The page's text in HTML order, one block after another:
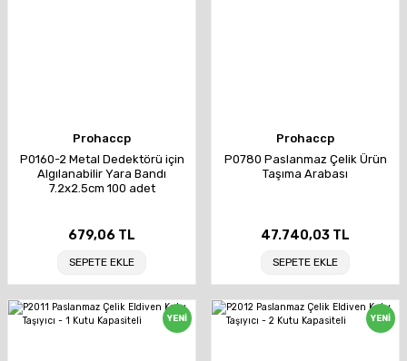
Prohaccp
P0160-2 Metal Dedektörü için
Algılanabilir Yara Bandı
7.2x2.5cm 100 adet
679,06 TL
SEPETE EKLE
Prohaccp
P0780 Paslanmaz Çelik Ürün
Taşıma Arabası
47.740,03 TL
SEPETE EKLE
YENİ YENİ